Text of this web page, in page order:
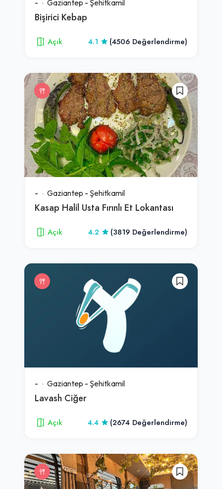
- Gaziantep - Şehitkamil
Bişirici Kebap
Açık 4.1 (4506 Değerlendirme)
- Gaziantep - Şehitkamil
Kasap Halil Usta Fırınlı Et Lokantası
Açık 4.2 (3819 Değerlendirme)
- Gaziantep - Şehitkamil
Lavash Ciğer
Açık 4.4 (2674 Değerlendirme)